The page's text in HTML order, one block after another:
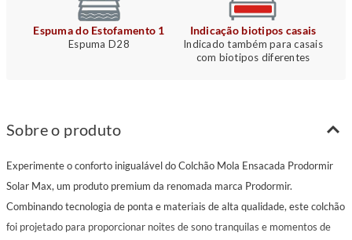
Espuma do Estofamento 1
Espuma D28
Indicação biotipos casais
Indicado também para casais
com biotipos diferentes
Sobre o produto
Experimente o conforto inigualável do Colchão Mola Ensacada Prodormir
Solar Max, um produto premium da renomada marca Prodormir.
Combinando tecnologia de ponta e materiais de alta qualidade, este colchão
foi projetado para proporcionar noites de sono tranquilas e momentos de